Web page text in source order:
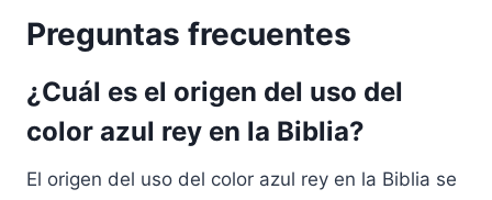
Preguntas frecuentes
¿Cuál es el origen del uso del
color azul rey en la Biblia?
El origen del uso del color azul rey en la Biblia se